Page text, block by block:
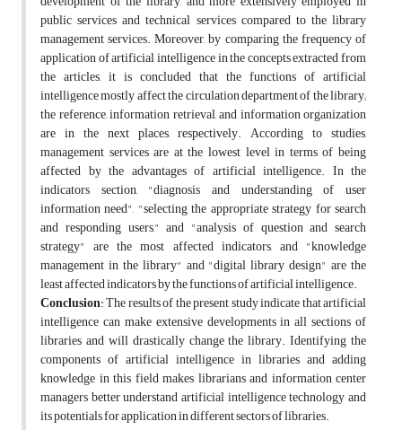
public services and technical services compared to the library
management services. Moreover, by comparing the frequency of
application of artificial intelligence in the concepts extracted from
the articles, it is concluded that the functions of artificial
intelligence mostly affect the circulation department of the library;
the reference, information retrieval, and information organization
are in the next places, respectively. According to studies,
management services are at the lowest level in terms of being
affected by the advantages of artificial intelligence. In the
indicators section, "diagnosis and understanding of user
information need", "selecting the appropriate strategy for search
and responding users," and "analysis of question and search
strategy" are the most affected indicators, and "knowledge
management in the library" and "digital library design" are the
least affected indicators by the functions of artificial intelligence.
Conclusion: The results of the present study indicate that artificial
intelligence can make extensive developments in all sections of
libraries and will drastically change the library. Identifying the
components of artificial intelligence in libraries and adding
knowledge in this field makes librarians and information center
managers better understand artificial intelligence technology and
its potentials for application in different sectors of libraries.